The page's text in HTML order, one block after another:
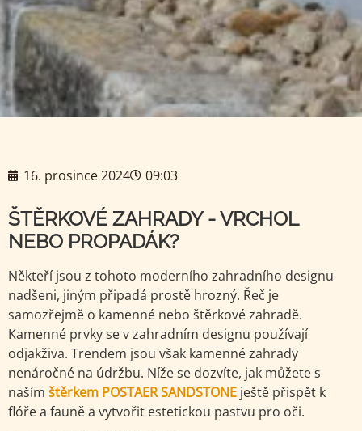
16. prosince 2024 09:03
ŠTĚRKOVÉ ZAHRADY - VRCHOL
NEBO PROPADÁK?
Někteří jsou z tohoto moderního zahradního designu
nadšeni, jiným připadá prostě hrozný. Řeč je
samozřejmě o kamenné nebo štěrkové zahradě.
Kamenné prvky se v zahradním designu používají
odjakživa. Trendem jsou však kamenné zahrady
nenáročné na údržbu. Níže se dozvíte, jak můžete s
naším štěrkem POSTAER SANDSTONE ještě přispět k
flóře a fauně a vytvořit estetickou pastvu pro oči.